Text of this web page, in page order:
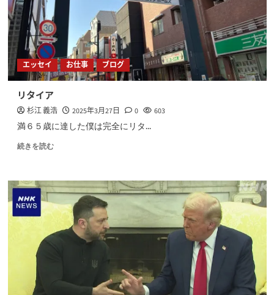
エッセイ お仕事 ブログ
リタイア
杉江 義浩 2025年3月27日 0 603
満６５歳に達した僕は完全にリタ...
続きを読む